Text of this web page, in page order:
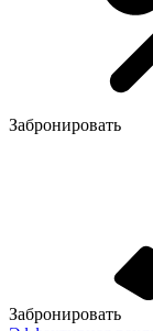
Забронировать
Забронировать